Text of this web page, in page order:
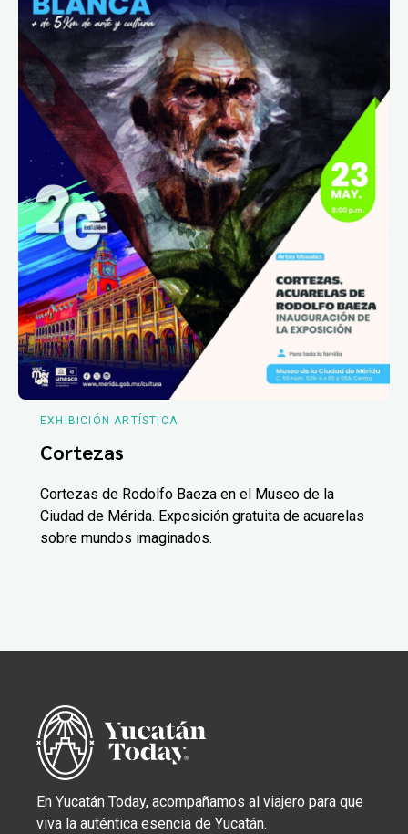
EXHIBICIÓN ARTÍSTICA
Cortezas
Cortezas de Rodolfo Baeza en el Museo de la
Ciudad de Mérida. Exposición gratuita de acuarelas
sobre mundos imaginados.
En Yucatán Today, acompañamos al viajero para que
viva la auténtica esencia de Yucatán.